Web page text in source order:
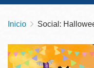
Sobrescribir
enlaces
de
Inicio Social: